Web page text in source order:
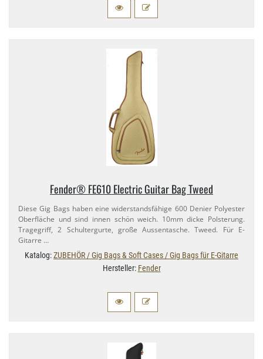
Fender® FE610 Electric Guitar Bag Tweed
Diese Gig Bags haben eine widerstandsfähige 600 Denier Polyester
Oberfläche und sind innen schön weich. 10mm dicke Polsterung.
Tragegriff, 2 Schultergurte, große Aussentasche. Tweed. Für E-​
Gitarre …
Katalog:ZUBEHÖR / Gig Bags & Soft Cases / Gig Bags für E-Gitarre
Hersteller: Fender